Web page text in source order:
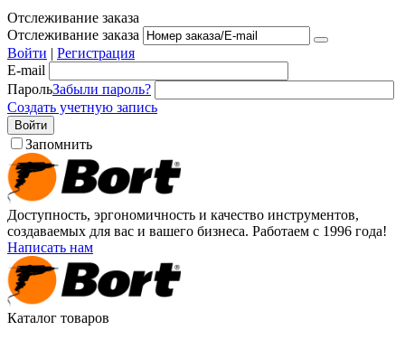
Отслеживание заказа
Отслеживание заказа
Войти | Регистрация
E-mail
ПарольЗабыли пароль?
Создать учетную запись
Войти
Запомнить
Доступность, эргономичность и качество инструментов,
создаваемых для вас и вашего бизнеса. Работаем с 1996 года!
Написать нам
Каталог товаров